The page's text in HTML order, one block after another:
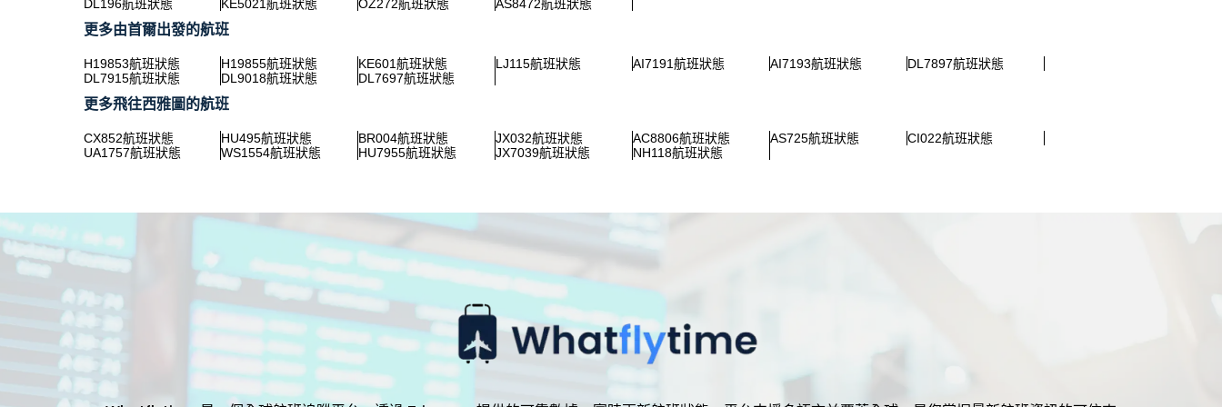
DL196航班狀態 KE5021航班狀態 OZ272航班狀態 AS8472航班狀態
更多由首爾出發的航班
H19853航班狀態 H19855航班狀態 KE601航班狀態 LJ115航班狀態 AI7191航班狀態 AI7193航班狀態
DL7897航班狀態
DL7915航班狀態
DL9018航班狀態 DL7697航班狀態
更多飛往西雅圖的航班
CX852航班狀態 HU495航班狀態 BR004航班狀態 JX032航班狀態 AC8806航班狀態 AS725航班狀態
CI022航班狀態
UA1757航班狀態
WS1554航班狀態 HU7955航班狀態 JX7039航班狀態 NH118航班狀態